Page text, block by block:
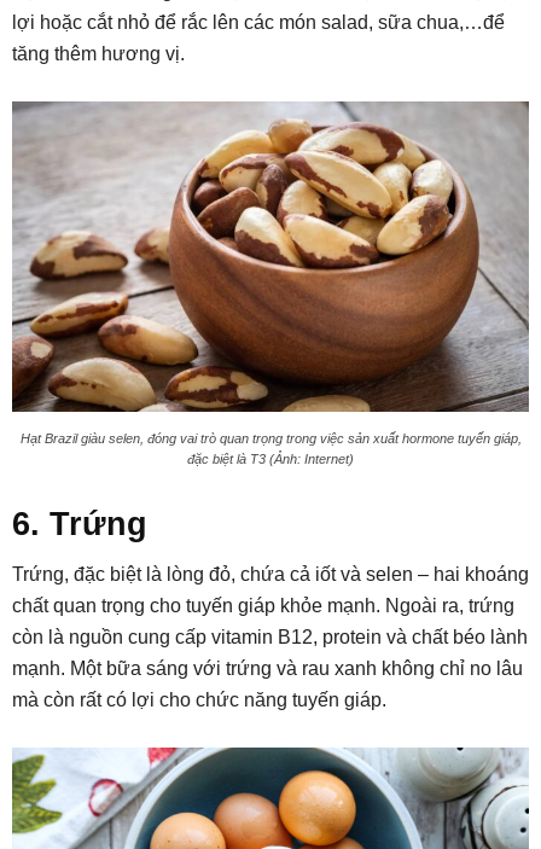
lợi hoặc cắt nhỏ để rắc lên các món salad, sữa chua,…để
tăng thêm hương vị.
Hạt Brazil giàu selen, đóng vai trò quan trọng trong việc sản xuất hormone tuyến giáp,
đặc biệt là T3 (Ảnh: Internet)
6. Trứng
Trứng, đặc biệt là lòng đỏ, chứa cả iốt và selen – hai khoáng
chất quan trọng cho tuyến giáp khỏe mạnh. Ngoài ra, trứng
còn là nguồn cung cấp vitamin B12, protein và chất béo lành
mạnh. Một bữa sáng với trứng và rau xanh không chỉ no lâu
mà còn rất có lợi cho chức năng tuyến giáp.